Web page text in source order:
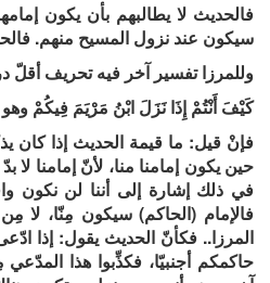
فالحديث لا يطالبهم بأن يكون
سيكون عند نزول المسيح منهم.
وللمرزا تفسير آخر فيه تحريف أقلّ
كَيْفَ أَنْتُمْ إِذَا نَزَلَ ابْنُ مَرْيَمَ فِيكُمْ
فإنْ قيل: ما قيمة الحديث إذا كان
حين يكون إمامنا منا، لأنّ إمامنا
في ذلك إشارة إلى أننا لن نكون
فالإمام (الحاكم) سيكون مِنّا، لا
المرزا.. فكأنّ الحديث يقول: إذا
حاكمكم أجنبيّا، فكذِّبوا هذا